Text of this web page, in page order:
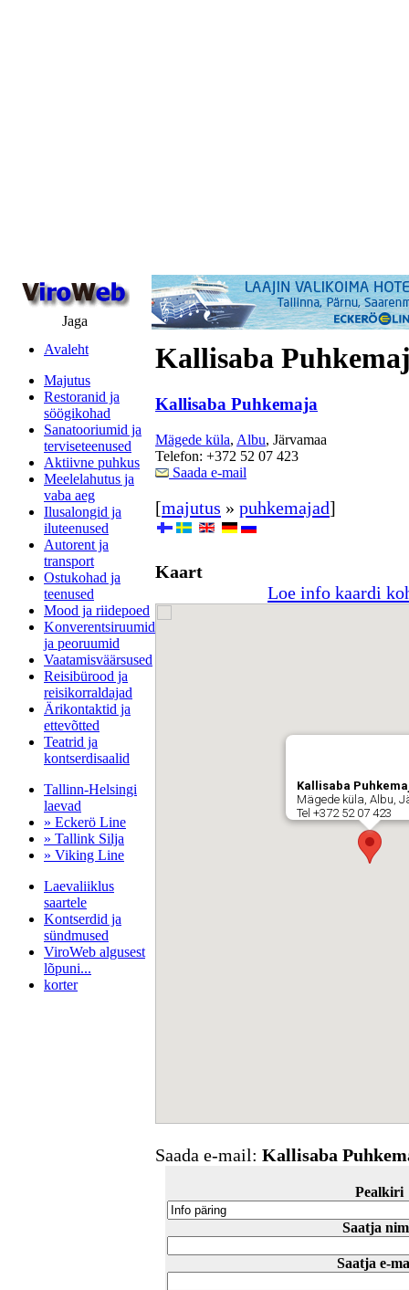
Jaga
Avaleht
Majutus
Restoranid ja
söögikohad
Sanatooriumid ja
terviseteenused
Aktiivne puhkus
Meelelahutus ja
vaba aeg
Ilusalongid ja
iluteenused
Autorent ja
transport
Ostukohad ja
teenused
Mood ja riidepoed
Konverentsiruumid
ja peoruumid
Vaatamisväärsused
Reisibürood ja
reisikorraldajad
Ärikontaktid ja
ettevõtted
Teatrid ja
kontserdisaalid
Tallinn-Helsingi
laevad
» Eckerö Line
» Tallink Silja
» Viking Line
Laevaliiklus
saartele
Kontserdid ja
sündmused
ViroWeb algusest
lõpuni...
korter
Kallisaba
Kallisaba Puhkemaja
Mägede küla, Albu, Järvamaa
Telefon: +372 52 07 423
Saada e-mail
[majutus » puhkemajad]
Kaart
Loe info kaardi
Kallisaba
Mägede küla, Albu,
Tel +372 52 07 423
Saada e-mail: Kallisaba
Pealkiri
Saatja
Saatja e-